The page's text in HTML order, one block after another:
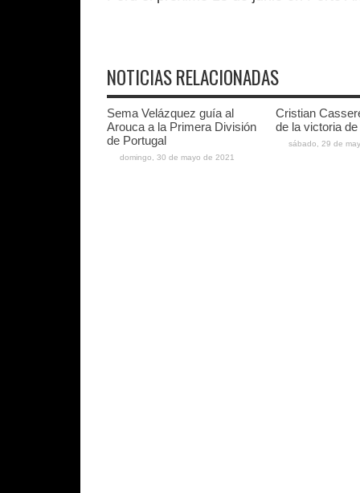
NOTICIAS RELACIONADAS
Sema Velázquez guía al
Arouca a la Primera División
de Portugal
domingo, 30 de mayo de 2021
Cristian
de la victoria
sábado, 29 de